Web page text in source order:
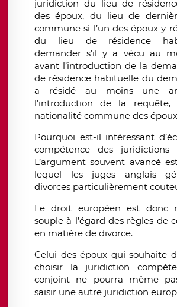
juridiction du lieu de
des époux, du lieu de
commune si l’un des époux y
du lieu de résidence
demander s’il y a vécu au
avant l’introduction de la
de résidence habituelle du
a résidé au moins une
l’introduction de la
nationalité commune des
Pourquoi est-il intéressant
compétence des juridictions
L’argument souvent avancé
lequel les juges anglais
divorces particulièrement
Le droit européen est donc
souple à l’égard des règles de
en matière de divorce.
Celui des époux qui souhaite
choisir la juridiction
conjoint ne pourra même
saisir une autre juridiction